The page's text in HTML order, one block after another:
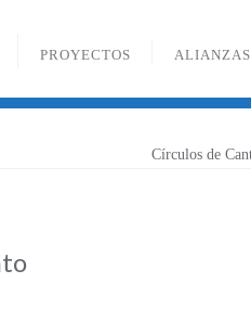
PROYECTOS ALIANZAS